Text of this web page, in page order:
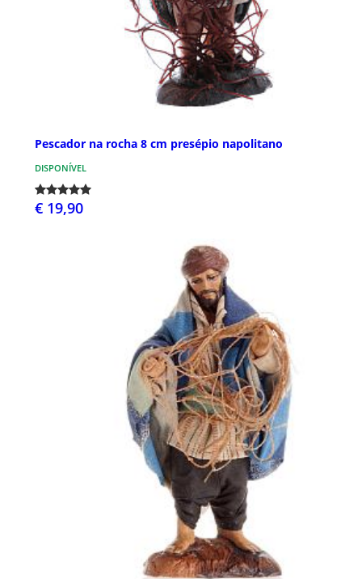
Pescador na rocha 8 cm presépio napolitano
DISPONÍVEL
€ 19,90